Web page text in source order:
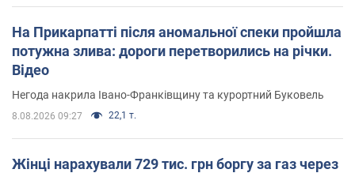
На Прикарпатті після аномальної спеки пройшла
потужна злива: дороги перетворились на річки.
Відео
Негода накрила Івано-Франківщину та курортний Буковель
8.08.2026 09:27 22,1 т.
Жінці нарахували 729 тис. грн боргу за газ через